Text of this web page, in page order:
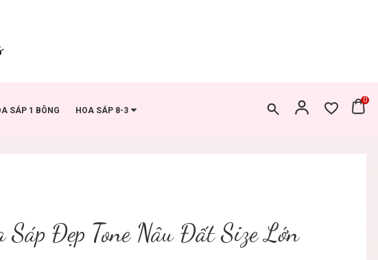
SÁP 1 BÔNG HOA SÁP 8-3
0
Sáp Đẹp Tone Nâu Đất Size Lớn